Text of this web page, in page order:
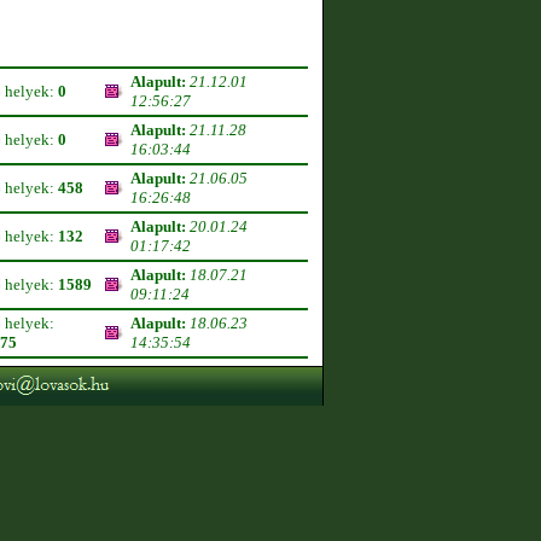
helyek: 0
Alapult: 21.12.01
12:56:27
helyek: 0
Alapult: 21.11.28
16:03:44
helyek: 458
Alapult: 21.06.05
16:26:48
helyek: 132
Alapult: 20.01.24
01:17:42
helyek: 1589
Alapult: 18.07.21
09:11:24
helyek:
Alapult: 18.06.23
14:35:54